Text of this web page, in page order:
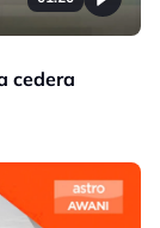
cedera